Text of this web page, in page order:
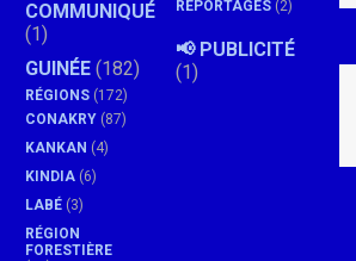
COMMUNIQUÉ
(1)
GUINÉE(182)
RÉGIONS(172)
CONAKRY(87)
KANKAN (4)
KINDIA(6)
LABÉ(3)
RÉGION
FORESTIÈRE
REPORTAGES (2)
📢 PUBLICITÉ
(1)